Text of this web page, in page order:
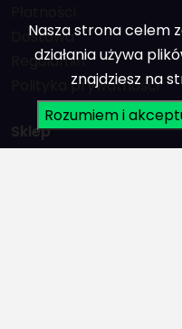
Dostawa
Regulamin
Polityka prywatności
Sklep
Nasza strona celem
działania używa
znajdziesz na
Rozumiem i